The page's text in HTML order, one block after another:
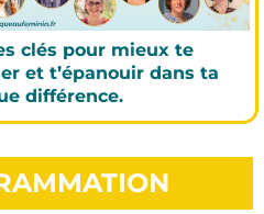
clés pour mieux te
et t’épanouir dans ta
différence.